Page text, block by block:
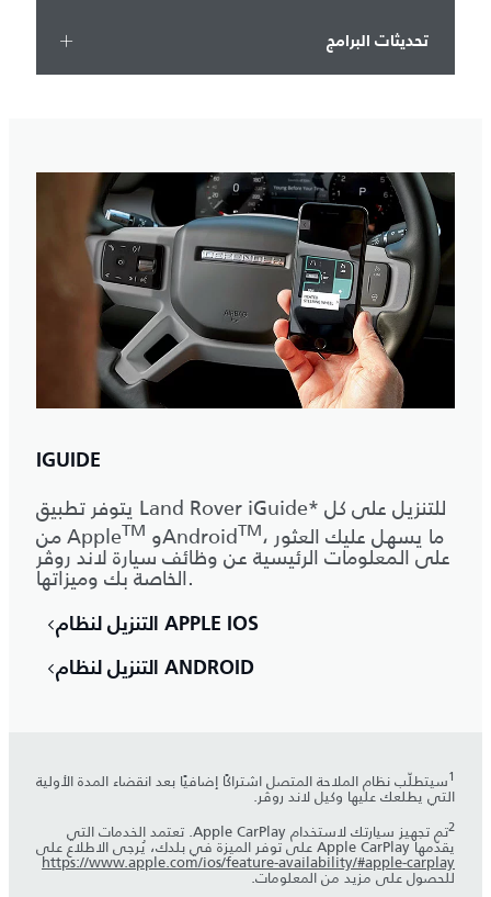
تحديثات البرامج
IGUIDE
يتوفر تطبيق Land Rover iGuide* للتنزيل على كل
من AppleTM ‎ وAndroidTM‎، ما يسهل عليك العثور
على المعلومات الرئيسية عن وظائف سيارة لاند روڤر
الخاصة بك وميزاتها.
التنزيل لنظام APPLE IOS
التنزيل لنظام ANDROID
1‎سيتطلّب نظام الملاحة المتصل اشتراكًا إضافيًا بعد انقضاء المدة الأولية
التي يطلعك عليها وكيل لاند روڤر.
2 تم تجهيز سيارتك لاستخدام Apple CarPlay. تعتمد الخدمات التي
يقدّمها Apple CarPlay على توفر الميزة في بلدك، يُرجى الاطلاع على
https://www.apple.com/ios/feature-availability/#apple-carplay
للحصول على مزيد من المعلومات.